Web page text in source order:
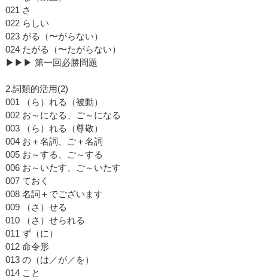
021 さ
022 らしい
023 がる（〜がらない）
024 たがる（〜たがらない）
▶▶▶ 第一回必勝問題
2.詞類的活用(2)
001 （ら）れる（被動）
002 お～になる、ご～になる
003 （ら）れる（尊敬）
004 お＋名詞、ご＋名詞
005 お～する、ご～する
006 お～いたす、ご～いたす
007 ておく
008 名詞＋でございます
009 （さ）せる
010 （さ）せられる
011 ず（に）
012 命令形
013 の（は／が／を）
014 こと